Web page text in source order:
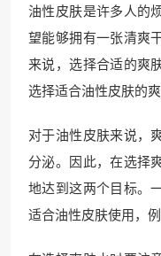
油性皮肤是许多人的
望能够拥有一张清爽
来说，选择合适的爽
选择适合油性皮肤的爽
对于油性皮肤来说，
分泌。因此，在选择
地达到这两个目标。
适合油性皮肤使用，